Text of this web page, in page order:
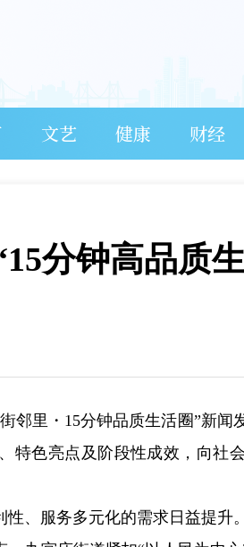
文艺 健康 财经
分钟高品质
邻里・15分钟品质生活圈”新闻
特色亮点及阶段性成效，向社
、服务多元化的需求日益提升